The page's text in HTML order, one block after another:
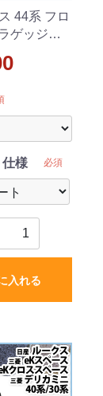
44系 フロ
ゲッジマ
ズ 社外新
仕様 必須
入れる